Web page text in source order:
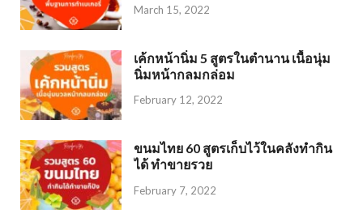
March 15, 2022
เค้กหน้านิ่ม 5 สูตรในตำนาน เนื้อนุ่ม
นิ่มหน้ากลมกล่อม
February 12, 2022
ขนมไทย 60 สูตรเก็บไว้ในคลังทำกิน
ได้ ทำขายรวย
February 7, 2022